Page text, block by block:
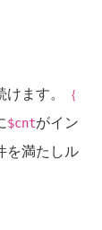
ます。 ｛
$cntがイン
を満たしル